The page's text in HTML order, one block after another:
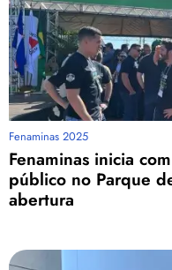
Fenaminas 2025
Fenaminas inicia
público no Parque
abertura